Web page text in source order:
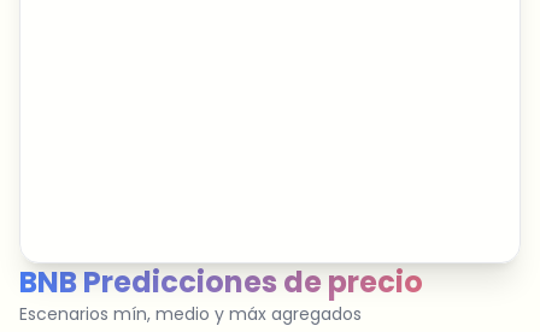
BNBPredicciones de precio
Escenarios mín, medio y máx agregados